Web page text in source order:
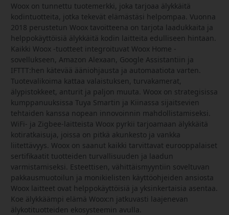
Woox on tunnettu tuotemerkki, joka tarjoaa älykkäitä
kodintuotteita, jotka tekevät elämästäsi helpompaa. Vuonna
2018 perustetun Woox tavoitteena on tarjota laadukkaita ja
helppokäyttöisiä älykkäitä kodin laitteita edulliseen hintaan.
Kaikki Woox -tuotteet integroituvat Woox Home -
sovellukseen, Amazon Alexaan, Google Assistantiin ja
IFTTT:hen kätevää ääniohjausta ja automaatiota varten.
Tuotevalikoima kattaa valaistuksen, turvakamerat,
älypistokkeet, anturit ja paljon muuta. Woox on strategisissa
kumppanuuksissa Tuya Smartin ja Kiinassa sijaitsevien
tehtaiden kanssa nopean innovoinnin mahdollistamiseksi.
WiFi- ja Zigbee-laitteista Woox pyrkii tarjoamaan älykkäitä
kotiratkaisuja, joissa on pitkä akunkesto ja vankka
liitettävyys. Woox on saanut kaikki tarvittavat eurooppalaiset
sertifikaatit tuotteiden turvallisuuden ja laadun
varmistamiseksi. Esteettisen, vähittäismyyntiin soveltuvan
pakkausmuotoilun ja monikielisten käyttöohjeiden ansiosta
Woox laitteet ovat helppokäyttöisiä ja yksinkertaisia asentaa.
Koe älykkäämpi elämä Woox:n jatkuvasti laajenevan
älykotituotteiden ekosysteemin avulla.